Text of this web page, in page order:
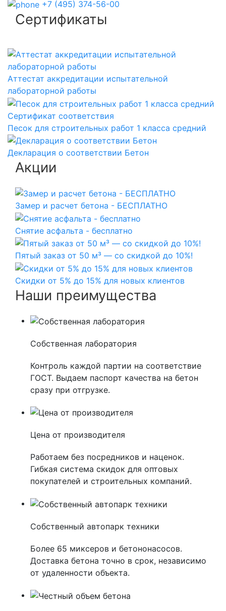
+7 (495) 374-56-00
Сертификаты
Аттестат аккредитации испытательной
лабораторной работы
Сертификат соответствия
Песок для строительных работ 1 класса средний
Декларация о соответствии Бетон
Акции
Замер и расчет бетона - БЕСПЛАТНО
Снятие асфальта - бесплатно
Пятый заказ от 50 м³ — со скидкой до 10%!
Скидки от 5% до 15% для новых клиентов
Наши преимущества
Собственная лаборатория
Контроль каждой партии на соответствие
ГОСТ. Выдаем паспорт качества на бетон
сразу при отгрузке.
Цена от производителя
Работаем без посредников и наценок.
Гибкая система скидок для оптовых
покупателей и строительных компаний.
Собственный автопарк техники
Более 65 миксеров и бетононасосов.
Доставка бетона точно в срок, независимо
от удаленности объекта.